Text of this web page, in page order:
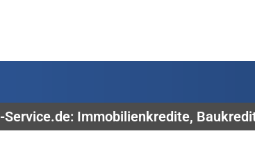
Immobilienkredite,